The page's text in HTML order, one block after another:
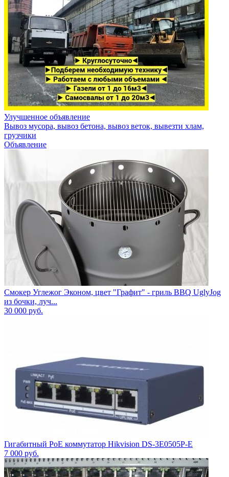
Улучшенное объявление
Вывоз мусора, вывоз бетона, вывоз веток, вывезти хлам,
грузчики
Объявление
Смокер Углежог Эконом, цвет "Графит" - гриль BBQ UglyJog
из бочки, луч...
30 000 руб.
Гигабитный PoE коммутатор Hikvision DS-3E0505P-E
7 000 руб.